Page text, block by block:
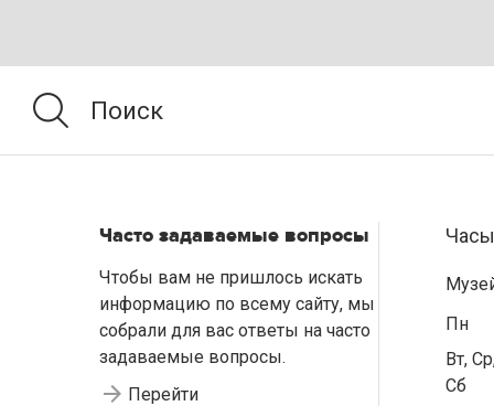
Часто задаваемые вопросы
Чтобы вам не пришлось искать
информацию по всему сайту, мы
собрали для вас ответы на часто
задаваемые вопросы.
Перейти
Пн
Вт,
Сб